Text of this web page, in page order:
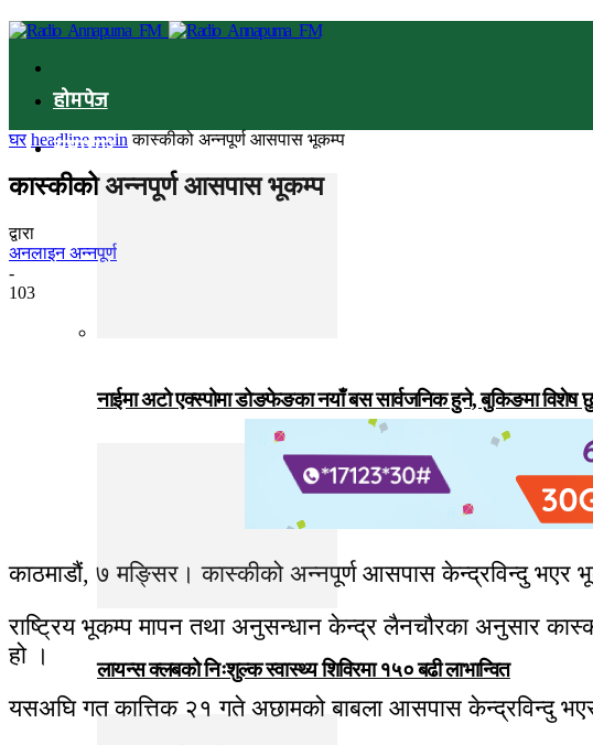
होमपेज
समाचार
नाईमा अटो एक्स्पोमा डोङफेङका नयाँ बस सार्वजनिक हुने, बुकिङमा विशेष
लायन्स क्लबको निःशुल्क स्वास्थ्य शिविरमा १५० बढी लाभान्वित
घर headline main कास्कीको अन्नपूर्ण आसपास भूकम्प
कास्कीको अन्नपूर्ण आसपास भूकम्प
द्वारा
अनलाइन अन्नपूर्ण
-
103
काठमाडौं, ७ मङ्सिर। कास्कीको अन्नपूर्ण आसपास केन्द्रविन्दु भएर
राष्ट्रिय भूकम्प मापन तथा अनुसन्धान केन्द्र लैनचौरका अनुसार
हो ।
यसअघि गत कात्तिक २१ गते अछामको बाबला आसपास केन्द्रविन्दु